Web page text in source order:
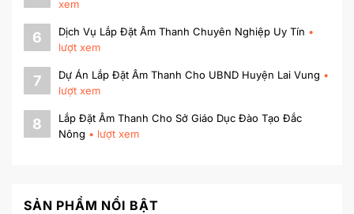
xem
6 Dịch Vụ Lắp Đặt Âm Thanh Chuyên Nghiệp Uy Tín •
lượt xem
7 Dự Án Lắp Đặt Âm Thanh Cho UBND Huyện Lai Vung •
lượt xem
8
Lắp Đặt Âm Thanh Cho Sở Giáo Dục Đào Tạo Đắc
Nông • lượt xem
SẢN PHẨM NỔI BẬT